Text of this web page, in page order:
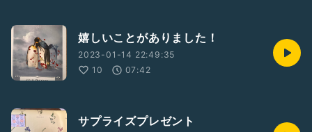
嬉しいことがありました！
2023-01-14 22:49:35
10
07:42
サプライズプレゼント